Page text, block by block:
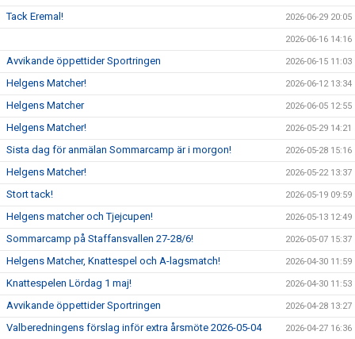
Tack Eremal! 2026-06-29 20:05
2026-06-16 14:16
Avvikande öppettider Sportringen 2026-06-15 11:03
Helgens Matcher! 2026-06-12 13:34
Helgens Matcher 2026-06-05 12:55
Helgens Matcher! 2026-05-29 14:21
Sista dag för anmälan Sommarcamp är i morgon! 2026-05-28 15:16
Helgens Matcher! 2026-05-22 13:37
Stort tack! 2026-05-19 09:59
Helgens matcher och Tjejcupen! 2026-05-13 12:49
Sommarcamp på Staffansvallen 27-28/6! 2026-05-07 15:37
Helgens Matcher, Knattespel och A-lagsmatch! 2026-04-30 11:59
Knattespelen Lördag 1 maj! 2026-04-30 11:53
Avvikande öppettider Sportringen 2026-04-28 13:27
Valberedningens förslag inför extra årsmöte 2026-05-04 2026-04-27 16:36